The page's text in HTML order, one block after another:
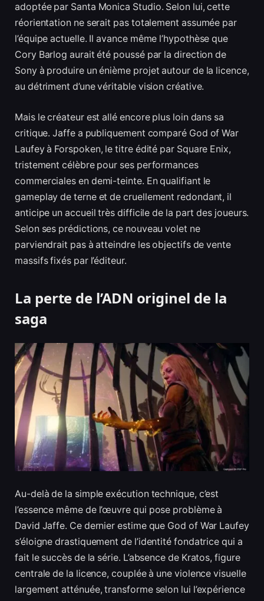
adoptée par Santa Monica Studio. Selon lui, cette
réorientation ne serait pas totalement assumée par
l’équipe actuelle. Il avance même l’hypothèse que
Cory Barlog aurait été poussé par la direction de
Sony à produire un énième projet autour de la licence,
au détriment d’une véritable vision créative.
Mais le créateur est allé encore plus loin dans sa
critique. Jaffe a publiquement comparé God of War
Laufey à Forspoken, le titre édité par Square Enix,
tristement célèbre pour ses performances
commerciales en demi-teinte. En qualifiant le
gameplay de terne et de cruellement redondant, il
anticipe un accueil très difficile de la part des joueurs.
Selon ses prédictions, ce nouveau volet ne
parviendrait pas à atteindre les objectifs de vente
massifs fixés par l’éditeur.
La perte de l’ADN originel de la
saga
Au-delà de la simple exécution technique, c’est
l’essence même de l’œuvre qui pose problème à
David Jaffe. Ce dernier estime que God of War Laufey
s’éloigne drastiquement de l’identité fondatrice qui a
fait le succès de la série. L’absence de Kratos, figure
centrale de la licence, couplée à une violence visuelle
largement atténuée, transforme selon lui l’expérience